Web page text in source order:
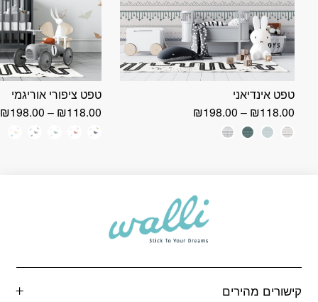
טפט אינדיאני
₪118.00
–
₪198.00
טפט ציפורי אוריגמי
₪118.00
–
₪198.00
קישורים מהירים